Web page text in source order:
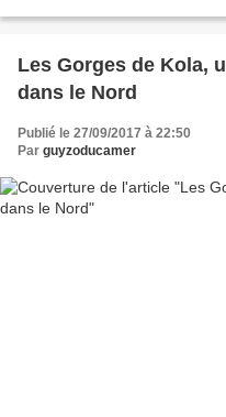
Les Gorges de Kola,
dans le Nord
Publié le 27/09/2017 à 22:50
Par guyzoducamer